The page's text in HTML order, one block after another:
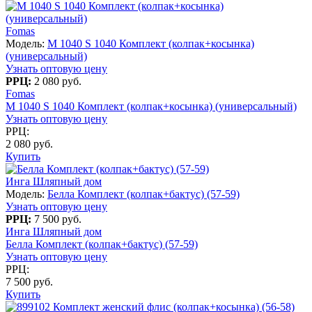
Fomas
Модель: M 1040 S 1040 Комплект (колпак+косынка)
(универсальный)
Узнать оптовую цену
РРЦ: 2 080 руб.
Fomas
M 1040 S 1040 Комплект (колпак+косынка) (универсальный)
Узнать оптовую цену
РРЦ:
2 080 руб.
Купить
Инга Шляпный дом
Модель: Белла Комплект (колпак+бактус) (57-59)
Узнать оптовую цену
РРЦ: 7 500 руб.
Инга Шляпный дом
Белла Комплект (колпак+бактус) (57-59)
Узнать оптовую цену
РРЦ:
7 500 руб.
Купить